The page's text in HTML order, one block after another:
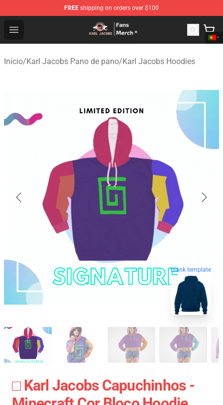
FREE shipping on orders over $100
Open menu
Karl Jacobs Store - Official Karl Jacobs Merchandise
Início/Karl Jacobs Pano de pano/Karl Jacobs Hoodies
blank template
□ Karl Jacobs Capuchinhos -